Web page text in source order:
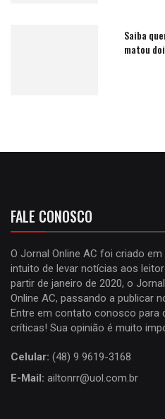
Saiba
matou
FALE CONOSCO
O Jornal Online AC foi criado
intuito de levar notícias aos
partir de janeiro de 2020, o
Online AC, passando a publicar
Entre em contato conosco para
críticas! Sua opinião é muito
Celular: (48) 9 9619-3168
E-Mail: ailtonrr@uol.com.br